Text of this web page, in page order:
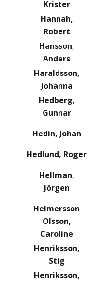
Krister
Hannah,
Robert
Hansson,
Anders
Haraldsson,
Johanna
Hedberg,
Gunnar
Hedin, Johan
Hedlund, Roger
Hellman,
Jörgen
Helmersson
Olsson,
Caroline
Henriksson,
Stig
Henriksson,